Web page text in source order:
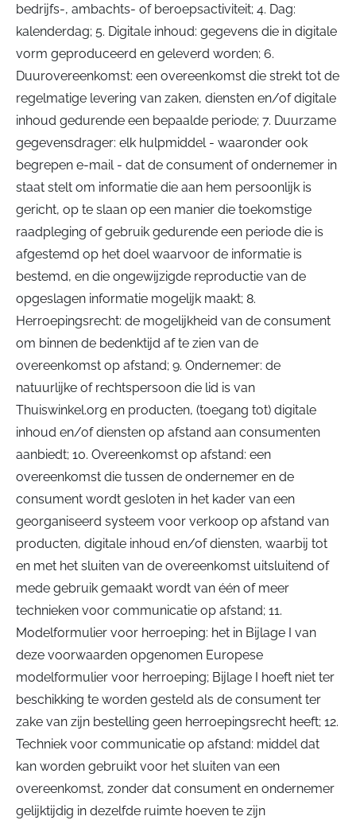
bedrijfs-, ambachts- of beroepsactiviteit; 4. Dag:
kalenderdag; 5. Digitale inhoud: gegevens die in digitale
vorm geproduceerd en geleverd worden; 6.
Duurovereenkomst: een overeenkomst die strekt tot de
regelmatige levering van zaken, diensten en/of digitale
inhoud gedurende een bepaalde periode; 7. Duurzame
gegevensdrager: elk hulpmiddel - waaronder ook
begrepen e-mail - dat de consument of ondernemer in
staat stelt om informatie die aan hem persoonlijk is
gericht, op te slaan op een manier die toekomstige
raadpleging of gebruik gedurende een periode die is
afgestemd op het doel waarvoor de informatie is
bestemd, en die ongewijzigde reproductie van de
opgeslagen informatie mogelijk maakt; 8.
Herroepingsrecht: de mogelijkheid van de consument
om binnen de bedenktijd af te zien van de
overeenkomst op afstand; 9. Ondernemer: de
natuurlijke of rechtspersoon die lid is van
Thuiswinkel.org en producten, (toegang tot) digitale
inhoud en/of diensten op afstand aan consumenten
aanbiedt; 10. Overeenkomst op afstand: een
overeenkomst die tussen de ondernemer en de
consument wordt gesloten in het kader van een
georganiseerd systeem voor verkoop op afstand van
producten, digitale inhoud en/of diensten, waarbij tot
en met het sluiten van de overeenkomst uitsluitend of
mede gebruik gemaakt wordt van één of meer
technieken voor communicatie op afstand; 11.
Modelformulier voor herroeping: het in Bijlage I van
deze voorwaarden opgenomen Europese
modelformulier voor herroeping; Bijlage I hoeft niet ter
beschikking te worden gesteld als de consument ter
zake van zijn bestelling geen herroepingsrecht heeft; 12.
Techniek voor communicatie op afstand: middel dat
kan worden gebruikt voor het sluiten van een
overeenkomst, zonder dat consument en ondernemer
gelijktijdig in dezelfde ruimte hoeven te zijn